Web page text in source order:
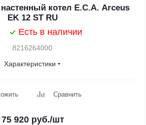
котел E.C.A. Arceus
EK 12 ST RU
Есть в наличии
8216264000
Характеристики
Сравнить
75 920руб./шт